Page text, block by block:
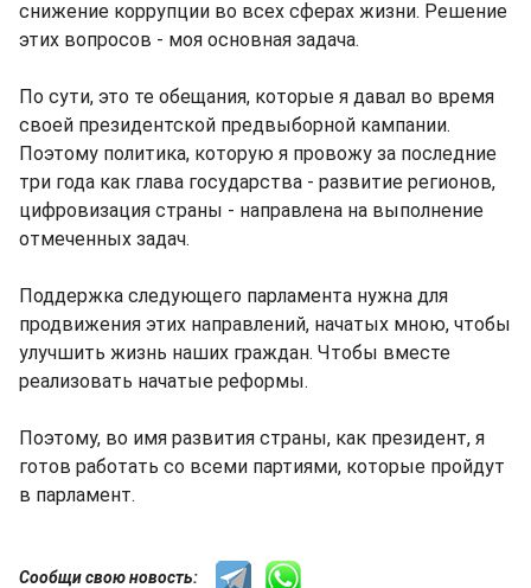
снижение коррупции во всех сферах жизни. Решение
этих вопросов - моя основная задача.
По сути, это те обещания, которые я давал во время
своей президентской предвыборной кампании.
Поэтому политика, которую я провожу за последние
три года как глава государства - развитие регионов,
цифровизация страны - направлена на выполнение
отмеченных задач.
Поддержка следующего парламента нужна для
продвижения этих направлений, начатых мною, чтобы
улучшить жизнь наших граждан. Чтобы вместе
реализовать начатые реформы.
Поэтому, во имя развития страны, как президент, я
готов работать со всеми партиями, которые пройдут
в парламент.
Сообщи свою новость: